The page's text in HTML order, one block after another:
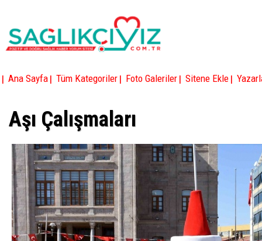
| Ana Sayfa | Tüm Kategoriler | Foto Galeriler | Sitene Ekle |
Aşı Çalışmaları